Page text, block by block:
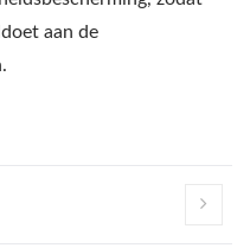
TOFU
TOFU-
aan de